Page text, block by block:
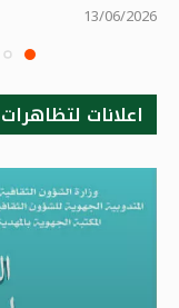
13/06/2026
اعلانات